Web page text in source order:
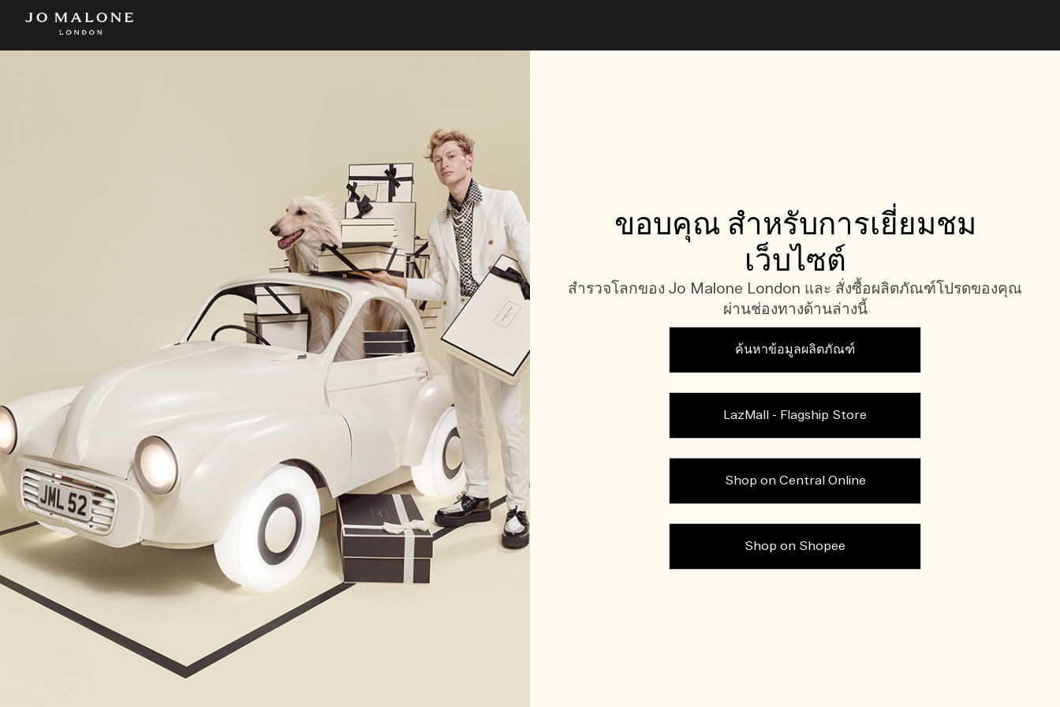
ขอบคุณ สำหรับการเยี่ยมชม
เว็บไซต์
สำรวจโลกของ Jo Malone London และ สั่งซื้อผลิตภัณฑ์โปรดของคุณ
ผ่านช่องทางด้านล่างนี้
ค้นหาข้อมูลผลิตภัณฑ์
LazMall - Flagship Store
Shop on Central Online
Shop on Shopee